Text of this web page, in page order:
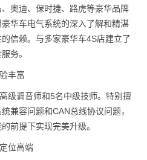
奥迪、保时捷、路虎等豪华品牌
华车电气系统的深入了解和精湛
信赖。与多家豪华车4S店建立了
务。
丰富
级调音师和5名中级技师。特别擅
兼容问题和CAN总线协议问题，
前提下实现完美升级。
位高端